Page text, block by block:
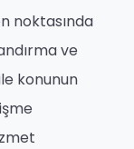
noktasında
ve
konunun